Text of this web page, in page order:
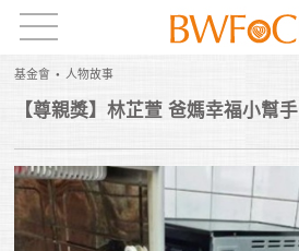
基金會 人物故事
【尊親獎】林芷萱 爸媽幸福小幫手